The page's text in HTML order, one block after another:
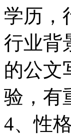
学历，
行业背
的公文
验，有
4、性